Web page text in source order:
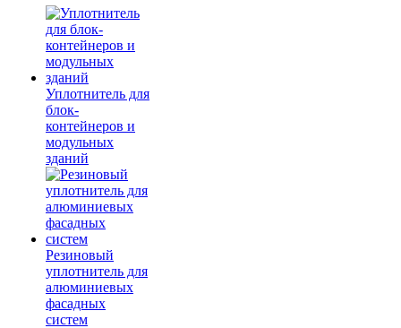
Уплотнитель для
блок-
контейнеров и
модульных
зданий
Резиновый
уплотнитель для
алюминиевых
фасадных
систем